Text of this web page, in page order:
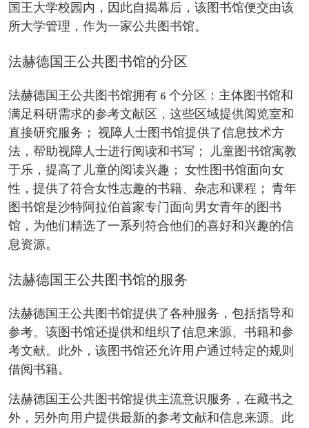
国王大学校园内，因此自揭幕后，该图书馆便交由该
所大学管理，作为一家公共图书馆。
法赫德国王公共图书馆的分区
法赫德国王公共图书馆拥有 6 个分区：主体图书馆和
满足科研需求的参考文献区，这些区域提供阅览室和
直接研究服务； 视障人士图书馆提供了信息技术方
法，帮助视障人士进行阅读和书写； 儿童图书馆寓教
于乐，提高了儿童的阅读兴趣； 女性图书馆面向女
性，提供了符合女性志趣的书籍、杂志和课程； 青年
图书馆是沙特阿拉伯首家专门面向男女青年的图书
馆，为他们精选了一系列符合他们的喜好和兴趣的信
息资源。
法赫德国王公共图书馆的服务
法赫德国王公共图书馆提供了各种服务，包括指导和
参考。该图书馆还提供和组织了信息来源、书籍和参
考文献。此外，该图书馆还允许用户通过特定的规则
借阅书籍。
法赫德国王公共图书馆提供主流意识服务，在藏书之
外，另外向用户提供最新的参考文献和信息来源。此